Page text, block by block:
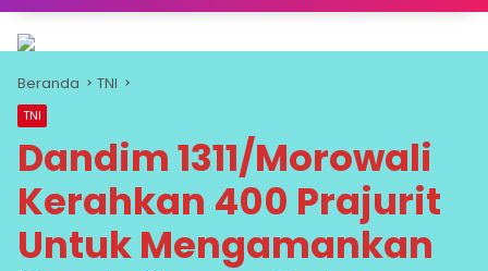
Beranda TNI
TNI
Dandim 1311/Morowali
Kerahkan 400 Prajurit
Untuk Mengamankan